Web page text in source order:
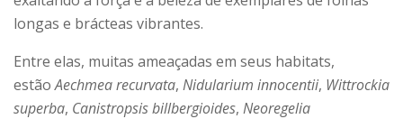
longas e brácteas vibrantes.
Entre elas, muitas ameaçadas em seus habitats,
estãoAechmea recurvata, Nidularium innocentii, Wittrockia
superba, Canistropsis billbergioides, Neoregelia